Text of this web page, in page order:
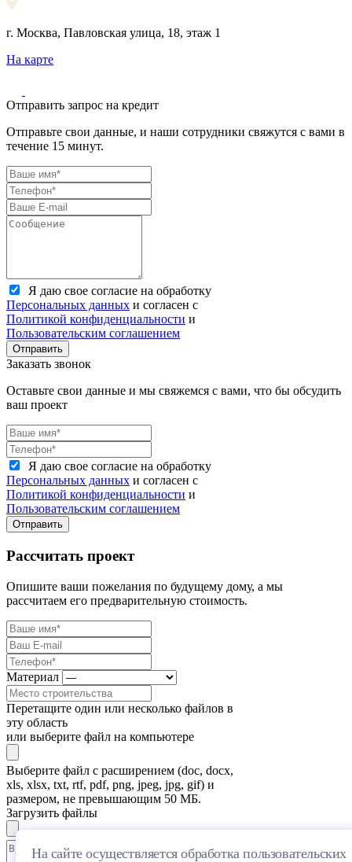
г. Москва, Павловская улица, 18, этаж 1
На карте
Отправить запрос на кредит
Отправьте свои данные, и наши сотрудники свяжутся с вами в
течение 15 минут.
Я даю свое согласие на обработку
Персональных данных и согласен с
Политикой конфиденциальности и
Пользовательским соглашением
Отправить
Заказать звонок
Оставьте свои данные и мы свяжемся с вами, что бы обсудить
ваш проект
Я даю свое согласие на обработку
Персональных данных и согласен с
Политикой конфиденциальности и
Пользовательским соглашением
Отправить
Рассчитать проект
Опишите ваши пожелания по будущему дому, а мы
рассчитаем его предварительную стоимость.
Материал
Перетащите один или несколько файлов в
эту область
или выберите файл на компьютере
Выберите файл с расширением (doc, docx,
xls, xlsx, txt, rtf, pdf, png, jpeg, jpg, gif) и
размером, не превышающим 50 МБ.
Загрузить файлы
На сайте осуществляется обработка пользовательских